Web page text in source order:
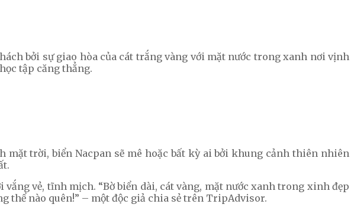
bởi sự giao hòa của cát trắng vàng với mặt nước trong xanh nơi vịnh
tập căng thẳng.
trời, biển Nacpan sẽ mê hoặc bất kỳ ai bởi khung cảnh thiên nhiên
vẻ, tĩnh mịch. “Bờ biển dài, cát vàng, mặt nước xanh trong xinh đẹp
thể nào quên!” – một độc giả chia sẻ trên TripAdvisor.